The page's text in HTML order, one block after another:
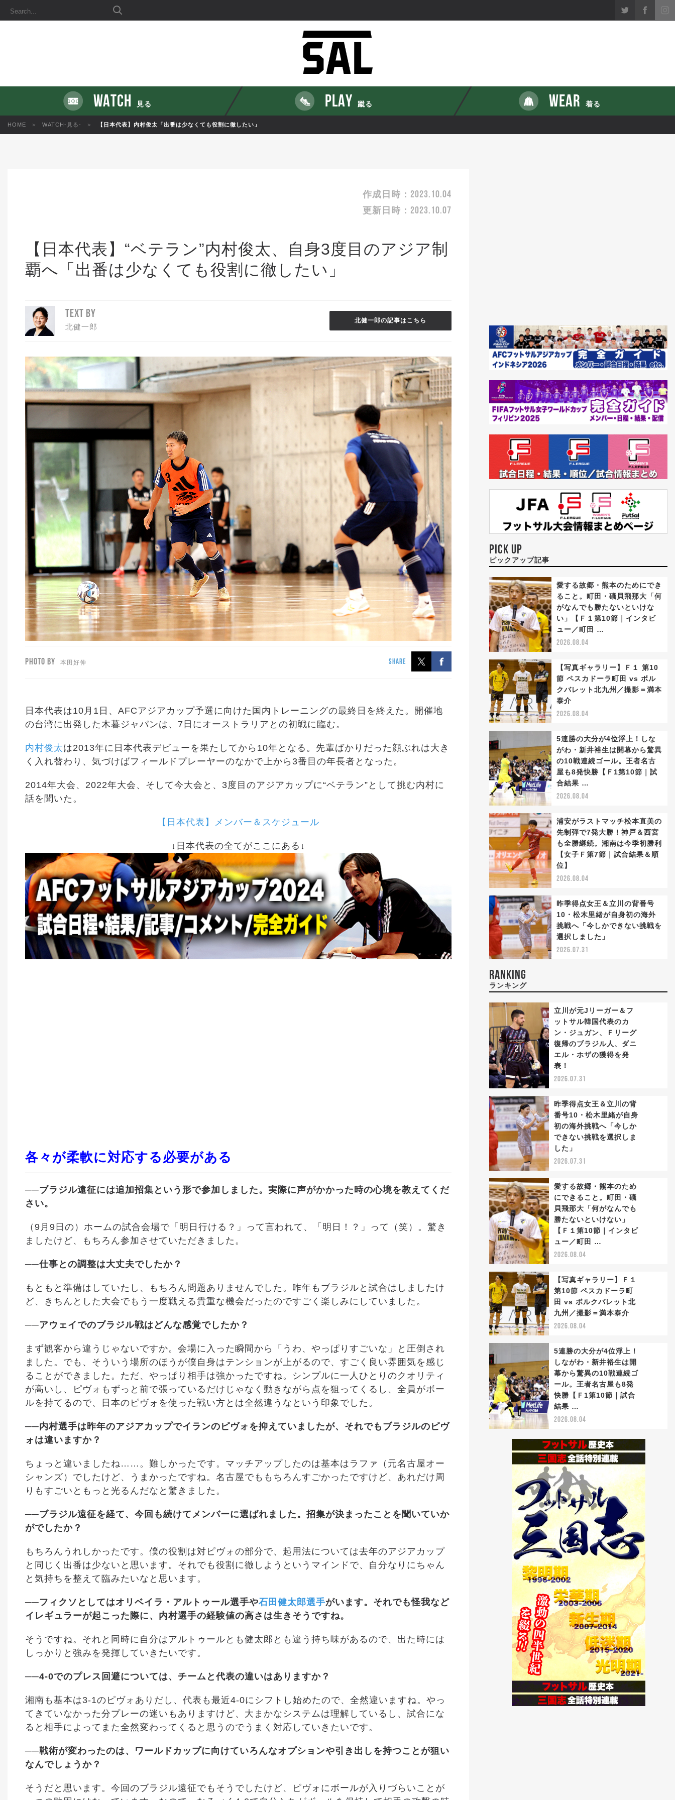
WATCH 見る PLAY 蹴る WEAR 着る
HOME WATCH-見る- 【日本代表】内村俊太「出番は少なくても役割に徹したい」
作成日時： 2023.10.04
更新日時： 2023.10.07
【日本代表】“ベテラン”内村俊太、自身3度目のアジア制
覇へ「出番は少なくても役割に徹したい」
TEXT BY
北健一郎
北健一郎の記事はこちら
PHOTO BY 本田好伸 SHARE
日本代表は10月1日、AFCアジアカップ予選に向けた国内トレーニングの最終日を終えた。開催地
の台湾に出発した木暮ジャパンは、7日にオーストラリアとの初戦に臨む。
内村俊太は2013年に日本代表デビューを果たしてから10年となる。先輩ばかりだった顔ぶれは大き
く入れ替わり、気づけばフィールドプレーヤーのなかで上から3番目の年長者となった。
2014年大会、2022年大会、そして今大会と、3度目のアジアカップに“ベテラン”として挑む内村に
話を聞いた。
【日本代表】メンバー＆スケジュール
↓日本代表の全てがここにある↓
各々が柔軟に対応する必要がある
──ブラジル遠征には追加招集という形で参加しました。実際に声がかかった時の心境を教えてくだ
さい。
（9月9日の）ホームの試合会場で「明日行ける？」って言われて、「明日！？」って（笑）。驚き
ましたけど、もちろん参加させていただきました。
──仕事との調整は大丈夫でしたか？
もともと準備はしていたし、もちろん問題ありませんでした。昨年もブラジルと試合はしましたけ
ど、きちんとした大会でもう一度戦える貴重な機会だったのですごく楽しみにしていました。
──アウェイでのブラジル戦はどんな感覚でしたか？
まず観客から違うじゃないですか。会場に入った瞬間から「うわ、やっぱりすごいな」と圧倒され
ました。でも、そういう場所のほうが僕自身はテンションが上がるので、すごく良い雰囲気を感じ
ることができました。ただ、やっぱり相手は強かったですね。シンプルに一人ひとりのクオリティ
が高いし、ピヴォもずっと前で張っているだけじゃなく動きながら点を狙ってくるし、全員がボー
ルを持てるので、日本のピヴォを使った戦い方とは全然違うなという印象でした。
──内村選手は昨年のアジアカップでイランのピヴォを抑えてい ましたが、それでもブラジルのピヴ
ォは違いますか？
ちょっと違いましたね……。難しかったです。マッチアップしたのは基本はラファ（元名古屋オー
シャンズ）でしたけど、うまかったですね。名古屋でももちろんすごかったですけど、あれだけ周
りもすごいともっと光るんだなと驚きました。
──ブラジル遠征を経て、今回も続けてメンバーに選ばれました。招集が決まったことを聞いていか
がでしたか？
もちろんうれしかったです。僕の役割は対ピヴォの部分で、起用法については去年のアジアカップ
と同じく出番は少ないと思います。それでも役割に徹しようというマインドで、自分なりにちゃん
と気持ちを整えて臨みたいなと思います。
──フィクソとしてはオリベイラ・アルトゥール選手や石田健太郎選手がいます。それでも怪我など
イレギュラーが起こった際に、内村選手の経験値の高さは生きそうですね。
そうですね。それと同時に自分はアルトゥールとも健太郎とも違う持ち味があるので、出た時には
しっかりと強みを発揮していきたいです。
──4-0でのプレス回避については、チームと代表の違いはありますか？
湘南も基本は3-1のピヴォありだし、代表も最近4-0にシフトし始めたので、全然違いますね。やっ
てきていなかった分プレーの迷いもありますけど、大まかなシステムは理解しているし、試合にな
ると相手によってまた全然変わってくると思うのでうまく対応していきたいです。
──戦術が変わったのは、ワールドカップに向けていろんなオプションや引き出しを持つことが狙い
なんでしょうか？
そうだと思います。今回のブラジル遠征でもそうでしたけど、ピヴォにボールが入りづらいことが
PICK UP
ピックアップ記事
愛する故郷・熊本のためにでき
ること。町田・礒貝飛那大「何
がなんでも勝たないといけな
い」【Ｆ１第10節｜インタビ
ュー／町田 …
2026.08.04
【写真ギャラリー】Ｆ１ 第10
節 ペスカドーラ町田 vs ボル
クバレット北九州／撮影＝満本
泰介
2026.08.04
5連勝の大分が4位浮上！しな
がわ・新井裕生は開幕から驚異
の10戦連続ゴール。王者名古
屋も8発快勝【Ｆ1第10節｜試
合結果 …
2026.08.04
浦安がラストマッチ松本直美の
先制弾で7発大勝！神戸＆西宮
も全勝継続。湘南は今季初勝利
【女子Ｆ第7節｜試合結果＆順
位】
2026.08.04
昨季得点女王＆立川の背番号
10・松木里緒が自身初の海外
挑戦へ「今しかできない挑戦を
選択しました」
2026.07.31
RANKING
ランキング
立川が元Jリーガー＆フ
ットサル韓国代表のカ
ン・ジュガン、Ｆリーグ
復帰のブラジル人、ダニ
エル・ホザの獲得を発
表！
2026.07.31
昨季得点女王＆立川の背
番号10・松木里緒が自身
初の海外挑戦へ「今しか
できない挑戦を選択しま
した」
2026.07.31
愛する故郷・熊本のため
にできること。町田・礒
貝飛那大「何がなんでも
勝たないといけない」
【Ｆ１第10節｜インタビ
ュー／町田 …
2026.08.04
【写真ギャラリー】Ｆ１
第10節 ペスカドーラ町
田 vs ボルクバレット北
九州／撮影＝満本泰介
2026.08.04
5連勝の大分が4位浮上！
しながわ・新井裕生は開
幕から驚異の10戦連続ゴ
ール。王者名古屋も8発
快勝【Ｆ1第10節｜試合
結果 …
2026.08.04